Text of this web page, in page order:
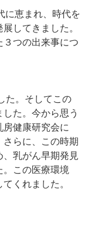
に恵まれ、時代を
してきました。
３つの出来事につ
た。そしてこの
た。今から思う
健康研究会に
らに、この時期
、乳がん早期発見
。この医療環境
くれました。